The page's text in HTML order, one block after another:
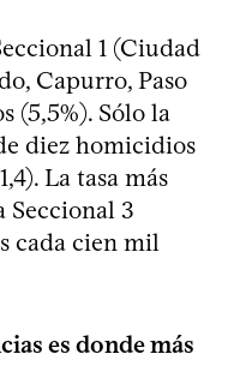
1 (Ciudad
Capurro, Paso
(5,5%). Sólo la
diez homicidios
La tasa más
Seccional 3
cada cien mil
es donde más